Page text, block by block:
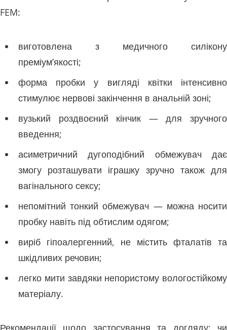
FEM:
виготовлена з медичного силікону
преміум’якості;
форма пробки у вигляді квітки інтенсивно
стимулює нервові закінчення в анальній зоні;
вузький роздвоєний кінчик — для зручного
введення;
асиметричний дугоподібний обмежувач дає
змогу розташувати іграшку зручно також для
вагінального сексу;
непомітний тонкий обмежувач — можна носити
пробку навіть під обтислим одягом;
виріб гіпоалергенний, не містить фталатів та
шкідливих речовин;
легко мити завдяки непористому вологостійкому
матеріалу.
Рекомендації щодо застосування та догляду: чи